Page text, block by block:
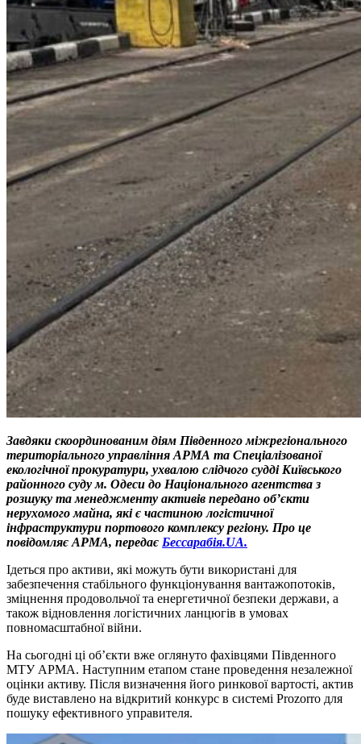
Завдяки скоординованим діям Південного міжрегіонального
територіального управління АРМА та Спеціалізованої
екологічної прокуратури, ухвалою слідчого судді Київського
районного суду м. Одеси до Національного агентства з
розшуку та менеджменту активів передано об’єкти
нерухомого майна, які є частиною логістичної
інфраструктури портового комплексу регіону. Про це
повідомляє АРМА, передає Бессарабія.UA.
Ідеться про активи, які можуть бути використані для
забезпечення стабільного функціонування вантажопотоків,
зміцнення продовольчої та енергетичної безпеки держави, а
також відновлення логістичних ланцюгів в умовах
повномасштабної війни.
На сьогодні ці об’єкти вже оглянуто фахівцями Південного
МТУ АРМА. Наступним етапом стане проведення незалежної
оцінки активу. Після визначення його ринкової вартості, актив
буде виставлено на відкритий конкурс в системі Prozorro для
пошуку ефективного управителя.